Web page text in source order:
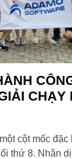
CHẠY
cột mốc đặc
thứ 8. Nhân